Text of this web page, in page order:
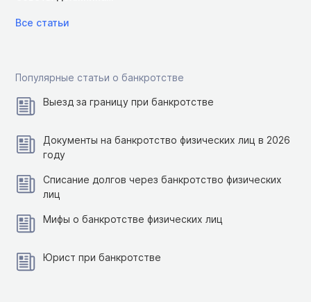
Все статьи
Популярные статьи о банкротстве
Выезд за границу при банкротстве
Документы на банкротство физических лиц в 2026
году
Списание долгов через банкротство физических
лиц
Мифы о банкротстве физических лиц
Юрист при банкротстве